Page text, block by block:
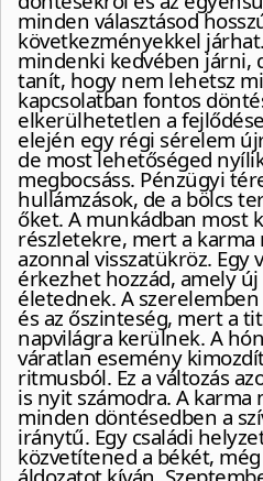
minden választásod
következményekkel
mindenki kedvében járni,
tanít, hogy nem lehetsz
kapcsolatban fontos
elkerülhetetlen a
elején egy régi sérelem
de most lehetőséged
megbocsáss. Pénzügyi
hullámzások, de a bölcs
őket. A munkádban most
részletekre, mert a
azonnal visszatükröz. Egy
érkezhet hozzád, amely
életednek. A
és az őszinteség, mert a
napvilágra kerülnek. A
váratlan esemény
ritmusból. Ez a változás
is nyit számodra. A karma
minden döntésedben a
iránytű. Egy családi
közvetítened a békét,